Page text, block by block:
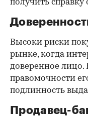
получить
Высоки риски
рынке, когда
доверенное лицо.
правомочности
подлинность
Продавец-